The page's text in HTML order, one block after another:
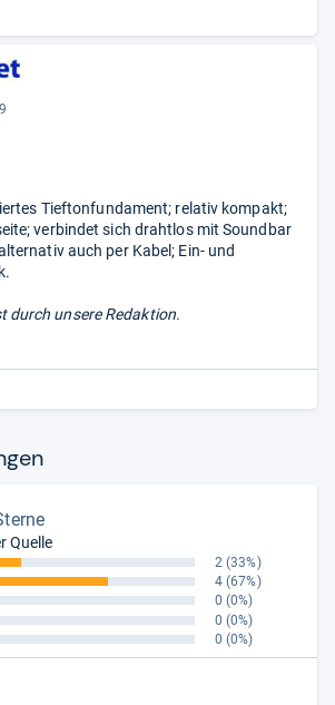
Tieftonfundament; relativ kompakt;
verbindet sich drahtlos mit Soundbar
auch per Kabel; Ein- und
durch unsere Redaktion.
Quelle
2 (33%)
4 (67%)
0 (0%)
0 (0%)
0 (0%)